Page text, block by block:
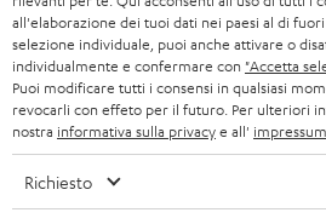
n
e
i
a
The Teufel MOVE 2 as a free bonus cannot
another voucher coupon. Other vouchers
Teufel MOVE 2 is part of the purchase.
Duration
This offer is valid for orders placed between
last.
all'elaborazione dei tuoi dati nei paesi al di fuori
selezione individuale, puoi anche attivare o
individualmente e confermare con "Accetta
Puoi modificare tutti i consensi in qualsiasi
revocarli con effeto per il futuro. Per ulteriori
nostra informativa sulla privacye all' impressum
Richiesto